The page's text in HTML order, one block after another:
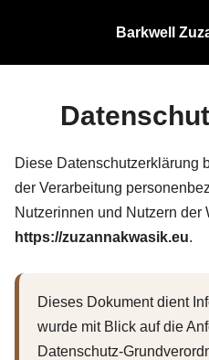
Barkwell
Diese Datenschutzerklärung
der Verarbeitung
Nutzerinnen und Nutzern der
https://zuzannakwasik.eu.
Dieses Dokument dient
wurde mit Blick auf die
Datenschutz-